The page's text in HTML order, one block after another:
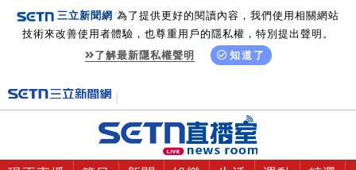
三立新聞網 為了提供更好的閱讀內容，我們使用相關網站
技術來改善使用者體驗，也尊重用戶的隱私權，特別提出聲明。
了解最新隱私權聲明
知道了